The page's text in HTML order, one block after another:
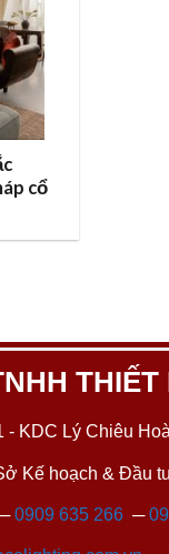
cổ
KDC Lý Chiêu
Kế hoạch & Đầu
0909 635 266─